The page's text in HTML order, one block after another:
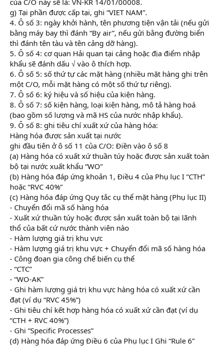
g) Tại phần được cấp tại, ghi “VIET NAM”.
4. Ô số 3: ngày khởi hành, tên phương tiện vận tải (nếu gửi
bằng máy bay thì đánh “By air”, nếu gửi bằng đường biển
thì đánh tên tàu và tên cảng dỡ hàng).
5. Ô số 4: cơ quan Hải quan tại cảng hoặc địa điểm nhập
khẩu sẽ đánh dấu √ vào ô thích hợp.
6. Ô số 5: số thứ tự các mặt hàng (nhiều mặt hàng ghi trên
một C/O, mỗi mặt hàng có một số thứ tự riêng).
7. Ô số 6: ký hiệu và số hiệu của kiện hàng.
8. Ô số 7: số kiện hàng, loại kiện hàng, mô tả hàng hoá
(bao gồm số lượng và mã HS của nước nhập khẩu).
9. Ô số 8: ghi tiêu chí xuất xứ của hàng hóa:
Hàng hóa được sản xuất tại nước
ghi đầu tiên ở ô số 11 của C/O: Điền vào ô số 8
(a) Hàng hóa có xuất xứ thuần túy hoặc được sản xuất toàn
bộ tại nước xuất khẩu “WO”
(b) Hàng hóa đáp ứng khoản 1, Điều 4 của Phụ lục I “CTH”
hoặc “RVC 40%”
(c) Hàng hóa đáp ứng Quy tắc cụ thể mặt hàng (Phụ lục II)
- Chuyển đổi mã số hàng hóa
- Xuất xứ thuần túy hoặc được sản xuất toàn bộ tại lãnh
thổ của bất cứ nước thành viên nào
- Hàm lượng giá trị khu vực
- Hàm lượng giá trị khu vực + Chuyển đổi mã số hàng hóa
- Công đoạn gia công chế biến cụ thể
- “CTC”
- “WO-AK”
- Ghi hàm lượng giá trị khu vực hàng hóa có xuất xứ cần
đạt (ví dụ “RVC 45%”)
- Ghi tiêu chí kết hợp hàng hóa có xuất xứ cần đạt (ví dụ
“CTH + RVC 40%”)
- Ghi “Specific Processes”
(d) Hàng hóa đáp ứng Điều 6 của Phụ lục I Ghi “Rule 6”